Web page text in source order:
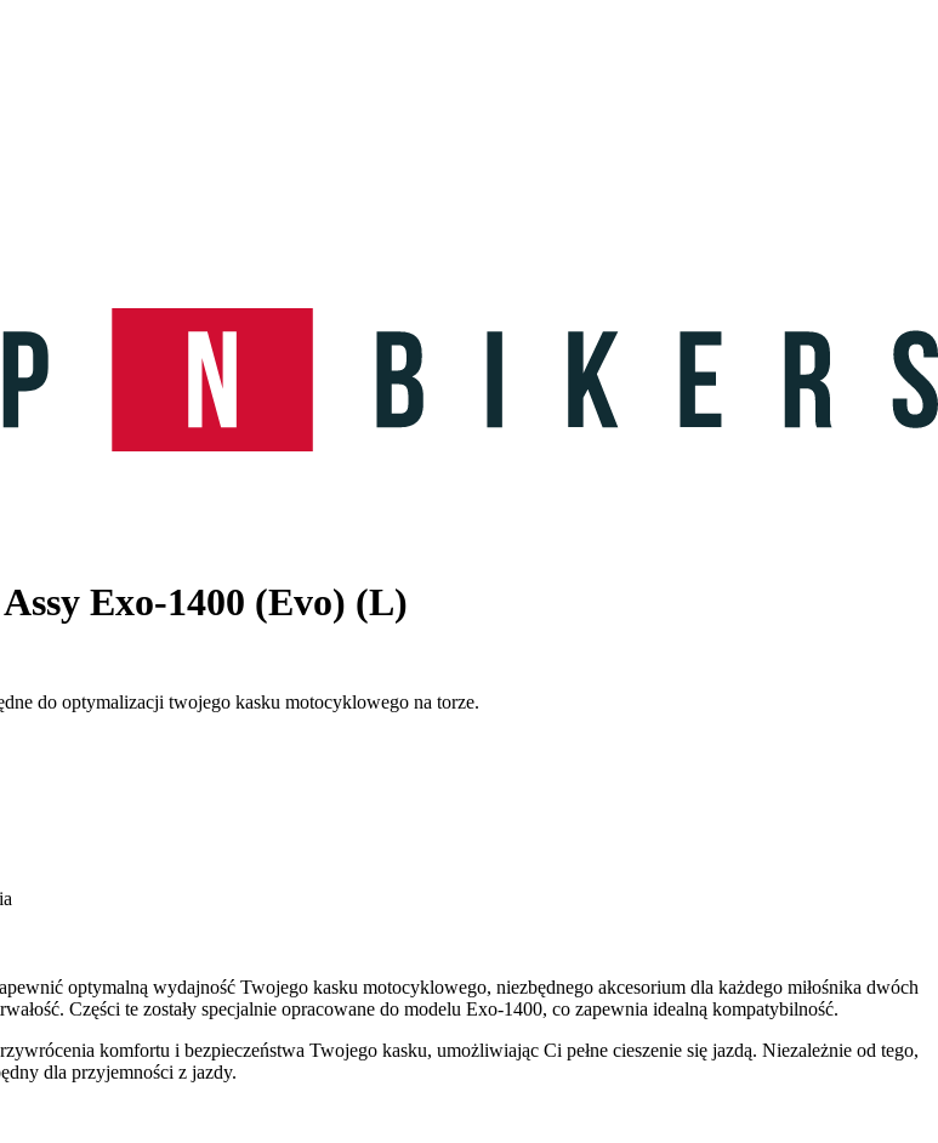
Exo-1400 (Evo) (L)
do optymalizacji twojego kasku motocyklowego na torze.
optymalną wydajność Twojego kasku motocyklowego, niezbędnego akcesorium dla każdego miłośnika dwóch
Części te zostały specjalnie opracowane do modelu Exo-1400, co zapewnia idealną kompatybilność.
komfortu i bezpieczeństwa Twojego kasku, umożliwiając Ci pełne cieszenie się jazdą. Niezależnie od tego,
dla przyjemności z jazdy.